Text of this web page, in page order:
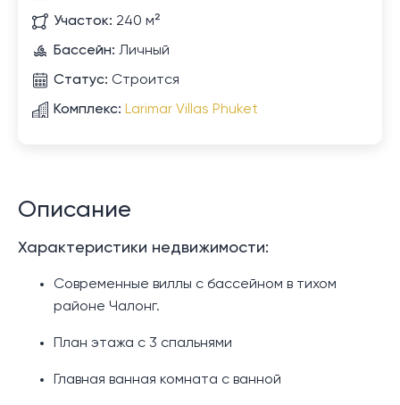
Участок: 240 м²
Бассейн: Личный
Статус: Строится
Комплекс: Larimar Villas Phuket
Описание
Характеристики недвижимости:
Современные виллы с бассейном в тихом
районе Чалонг.
План этажа с 3 спальнями
Главная ванная комната с ванной